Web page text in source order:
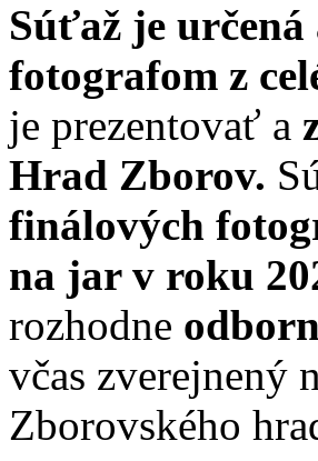
Súťaž je
fotografom z
je prezentovať a
Hrad Zborov.
finálových
na jar v roku
rozhodne
včas zverejnený
Zborovského